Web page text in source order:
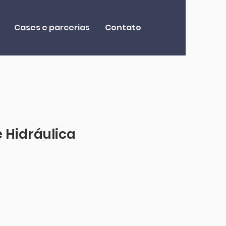
Cases e parcerias Contato
Hidráulica